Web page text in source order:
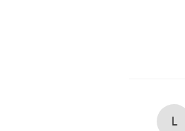
L